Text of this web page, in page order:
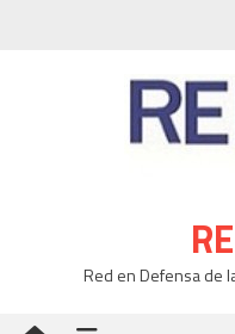
Red en Defensa de